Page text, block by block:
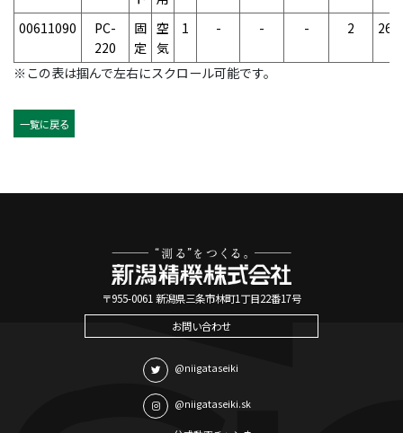
00611090
PC-
220
固
定
空
気
1 - - - 2
※この表は掴んで左右にスクロール可能です。
一覧に戻る
〒955-0061 新潟県三条市林町1丁目22番17号
お問い合わせ
@niigataseiki
@niigataseiki.sk